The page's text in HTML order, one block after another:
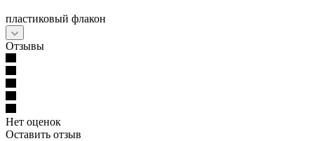
пластиковый флакон
Отзывы
Нет оценок
Оставить отзыв